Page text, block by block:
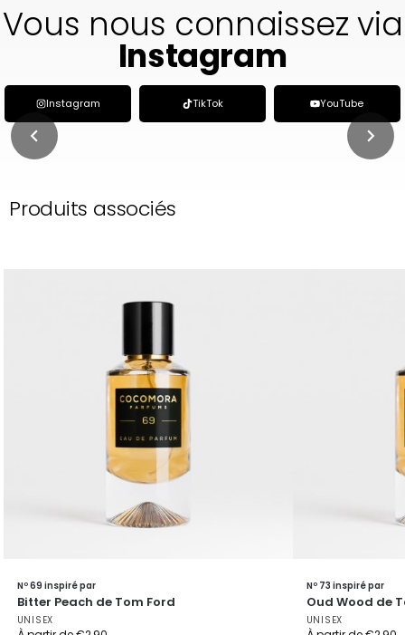
Vous nous connaissez via
TikTok
Instagram TikTok YouTube
Produits associés
Nº 69 inspiré par
Bitter Peach de Tom Ford
UNISEX
Nº 73 inspiré par
Oud Wood de
UNISEX